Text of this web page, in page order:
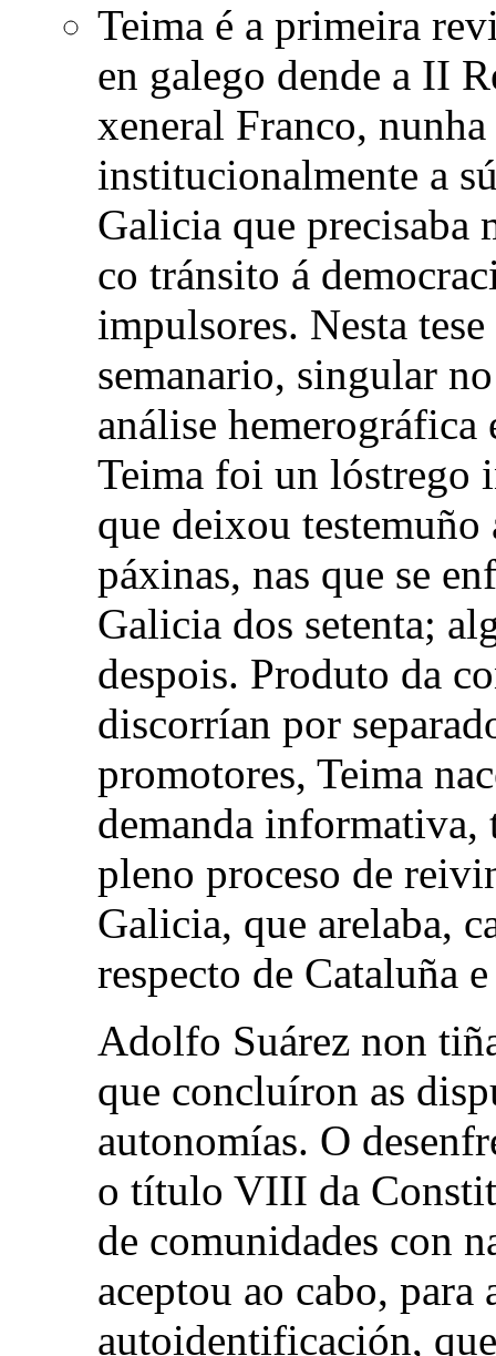
Teima é a primeira
en galego dende a II
xeneral Franco,
institucionalmente a
Galicia que precisaba
co tránsito á
impulsores. Nesta
semanario, singular
análise
Teima foi un lóstrego
que deixou
páxinas, nas que se
Galicia dos setenta;
despois. Produto da
discorrían por
promotores, Teima
demanda informativa,
pleno proceso de
Galicia, que arelaba,
respecto de Cataluña
Adolfo Suárez non
que concluíron as
autonomías. O
o título VIII da
de comunidades con
aceptou ao cabo, para
autoidentificación,